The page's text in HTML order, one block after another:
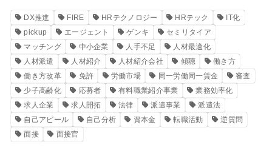
DX推進 FIRE HRテクノロジー HRテック
IT化
pickup
エージェント ゲンキ
セミリタイア
マッチング
中小企業 人手不足
人材最適化
人材派遣
人材紹介 人材紹介会社 傾聴
働き方
働き方改革
免許 労働市場 同一労働同一賃金
審査
少子高齢化
応募者 有料職業紹介事業
業務効率化
求人企業
求人開拓 法律 派遣事業
派遣法
自己アピール
自己分析 資本金 転職活動
逆質問
面接
面接官